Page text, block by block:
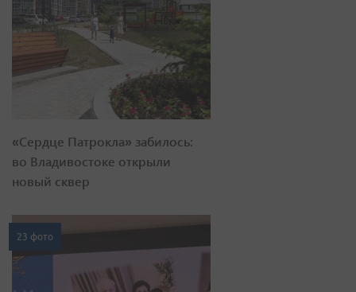
«Сердце Патрокла» забилось:
во Владивостоке открыли
новый сквер
23 фото